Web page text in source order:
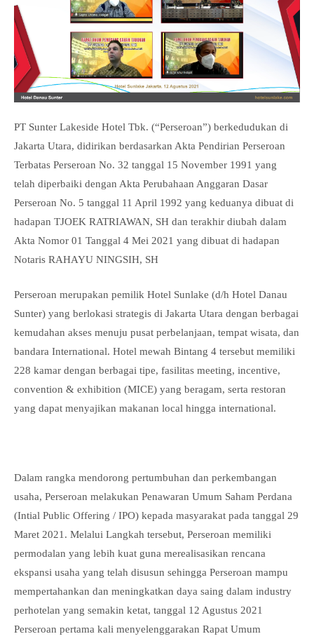
PT Sunter Lakeside Hotel Tbk. (“Perseroan”) berkedudukan di
Jakarta Utara, didirikan berdasarkan Akta Pendirian Perseroan
Terbatas Perseroan No. 32 tanggal 15 November 1991 yang
telah diperbaiki dengan Akta Perubahaan Anggaran Dasar
Perseroan No. 5 tanggal 11 April 1992 yang keduanya dibuat di
hadapan TJOEK RATRIAWAN, SH dan terakhir diubah dalam
Akta Nomor 01 Tanggal 4 Mei 2021 yang dibuat di hadapan
Notaris RAHAYU NINGSIH, SH
Perseroan merupakan pemilik Hotel Sunlake (d/h Hotel Danau
Sunter) yang berlokasi strategis di Jakarta Utara dengan berbagai
kemudahan akses menuju pusat perbelanjaan, tempat wisata, dan
bandara International. Hotel mewah Bintang 4 tersebut memiliki
228 kamar dengan berbagai tipe, fasilitas meeting, incentive,
convention & exhibition (MICE) yang beragam, serta restoran
yang dapat menyajikan makanan local hingga international.
Dalam rangka mendorong pertumbuhan dan perkembangan
usaha, Perseroan melakukan Penawaran Umum Saham Perdana
(Intial Public Offering / IPO) kepada masyarakat pada tanggal 29
Maret 2021. Melalui Langkah tersebut, Perseroan memiliki
permodalan yang lebih kuat guna merealisasikan rencana
ekspansi usaha yang telah disusun sehingga Perseroan mampu
mempertahankan dan meningkatkan daya saing dalam industry
perhotelan yang semakin ketat, tanggal 12 Agustus 2021
Perseroan pertama kali menyelenggarakan Rapat Umum